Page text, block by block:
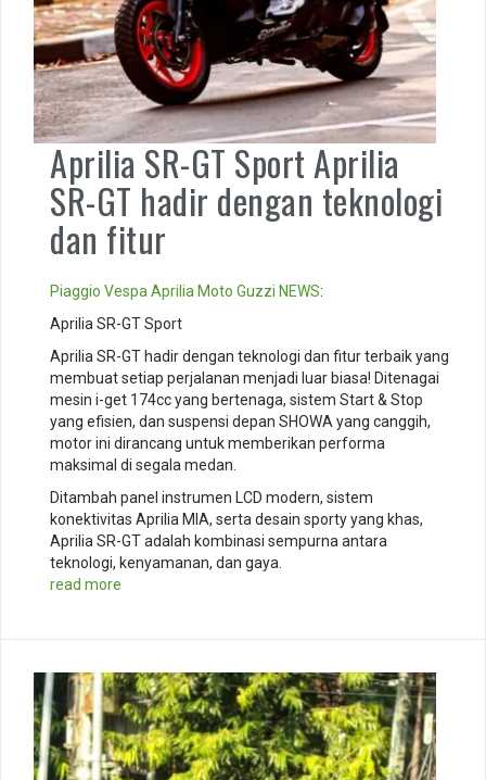
Aprilia SR-GT Sport Aprilia
SR-GT hadir dengan teknologi
dan fitur
Piaggio VespaAprilia Moto Guzzi NEWS:
Aprilia SR-GT Sport
Aprilia SR-GT hadir dengan teknologi dan fitur terbaik yang
membuat setiap perjalanan menjadi luar biasa! Ditenagai
mesin i-get 174cc yang bertenaga, sistem Start & Stop
yang efisien, dan suspensi depan SHOWA yang canggih,
motor ini dirancang untuk memberikan performa
maksimal di segala medan.
Ditambah panel instrumen LCD modern, sistem
konektivitas Aprilia MIA, serta desain sporty yang khas,
Aprilia SR-GT adalah kombinasi sempurna antara
teknologi, kenyamanan, dan gaya.
read more